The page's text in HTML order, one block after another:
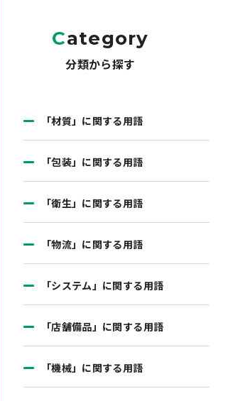
Category
分類から探す
「材質」に関する用語
「包装」に関する用語
「衛生」に関する用語
「物流」に関する用語
「システム」に関する用語
「店舗備品」に関する用語
「機械」に関する用語